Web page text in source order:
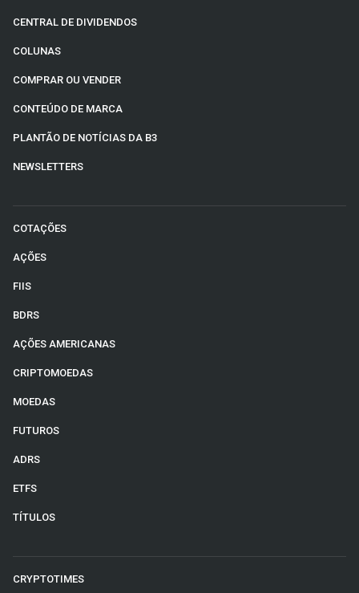
CENTRAL DE DIVIDENDOS
COLUNAS
COMPRAR OU VENDER
CONTEÚDO DE MARCA
PLANTÃO DE NOTÍCIAS DA B3
NEWSLETTERS
COTAÇÕES
AÇÕES
FIIS
BDRS
AÇÕES AMERICANAS
CRIPTOMOEDAS
MOEDAS
FUTUROS
ADRS
ETFS
TÍTULOS
CRYPTOTIMES